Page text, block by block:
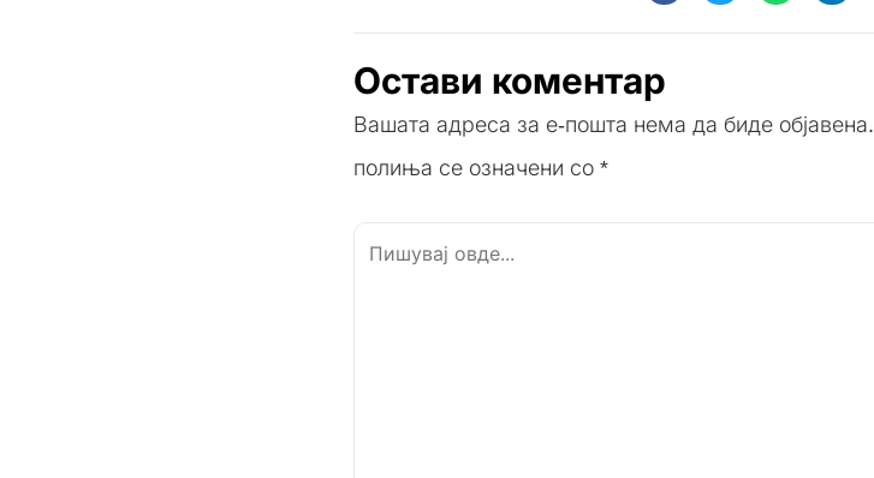
Остави коментар
Вашата адреса за е-пошта нема да биде објавена.
полиња се означени со *
Пишувај